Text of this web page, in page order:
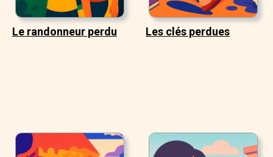
Le randonneur perdu Les clés perdues